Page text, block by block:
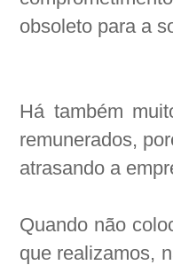
obsoleto para a
Há também
remunerados,
atrasando a
Quando não
que realizamos,